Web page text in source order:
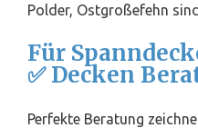
Polder, Ostgroßefehn
Für
✅ Decken
Perfekte Beratung